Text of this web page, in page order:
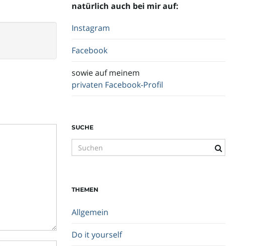
natürlich auch bei mir auf:
Instagram
Facebook
sowie auf meinem
privaten Facebook-Profil
SUCHE
u
b
g
i
THEMEN
Allgemein
Do it yourself